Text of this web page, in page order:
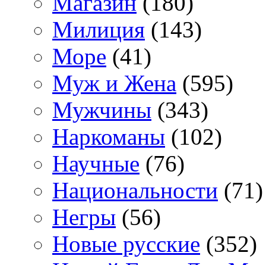
Милиция (143)
Море (41)
Муж и Жена (595)
Мужчины (343)
Наркоманы (102)
Научные (76)
Национальности (71)
Негры (56)
Новые русские (352)